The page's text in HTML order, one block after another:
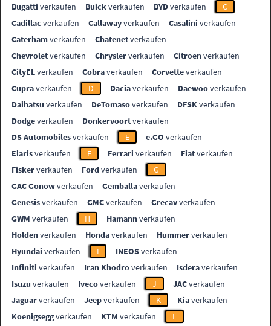
Bugatti verkaufen Buickverkaufen BYDverkaufen
C
Cadillac verkaufen Callawayverkaufen Casalini verkaufen
Caterhamverkaufen Chatenetverkaufen
Chevroletverkaufen Chryslerverkaufen Citroenverkaufen
CityELverkaufen Cobraverkaufen Corvetteverkaufen
Cupraverkaufen D Daciaverkaufen Daewooverkaufen
Daihatsu verkaufen DeTomasoverkaufen DFSKverkaufen
Dodgeverkaufen Donkervoortverkaufen
DS Automobilesverkaufen E e.GO verkaufen
Elarisverkaufen F Ferrari verkaufen Fiatverkaufen
Fiskerverkaufen Fordverkaufen
G
GAC Gonowverkaufen Gemballaverkaufen
Genesisverkaufen GMCverkaufen Grecavverkaufen
GWM verkaufen H Hamannverkaufen
Holdenverkaufen Hondaverkaufen Hummerverkaufen
Hyundai verkaufen I INEOSverkaufen
Infiniti verkaufen Iran Khodroverkaufen Isderaverkaufen
Isuzu verkaufen Ivecoverkaufen J JACverkaufen
Jaguarverkaufen Jeepverkaufen K Kiaverkaufen
Koenigseggverkaufen KTM verkaufen
L